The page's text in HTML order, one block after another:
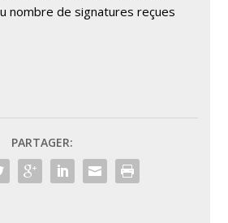
nombre de signatures reçues
PARTAGER: